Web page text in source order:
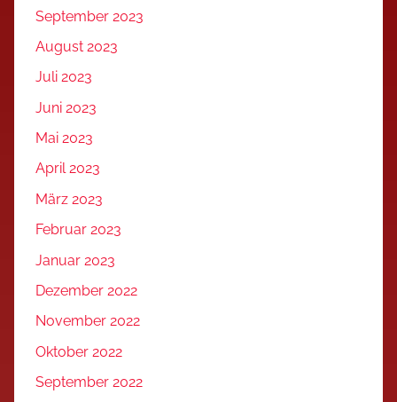
September 2023
August 2023
Juli 2023
Juni 2023
Mai 2023
April 2023
März 2023
Februar 2023
Januar 2023
Dezember 2022
November 2022
Oktober 2022
September 2022